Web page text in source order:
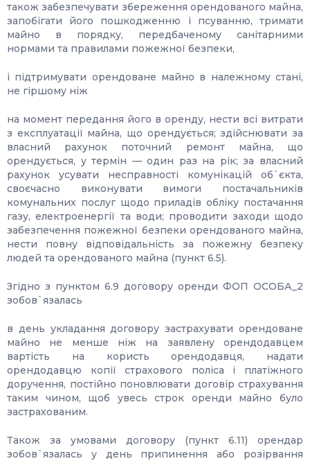
також забезпечувати збереження орендованого майна,
запобігати його пошкодженню і псуванню, тримати
майно в порядку, передбаченому санітарними
нормами та правилами пожежної безпеки,
і підтримувати орендоване майно в належному стані,
не гіршому ніж
на момент передання його в оренду, нести всі витрати
з експлуатації майна, що орендується; здійснювати за
власний рахунок поточний ремонт майна, що
орендується, у термін — один раз на рік; за власний
рахунок усувати несправності комунікацій об`єкта,
своєчасно виконувати вимоги постачальників
комунальних послуг щодо приладів обліку постачання
газу, електроенергії та води; проводити заходи щодо
забезпечення пожежної безпеки орендованого майна,
нести повну відповідальність за пожежну безпеку
людей та орендованого майна (пункт 6.5).
Згідно з пунктом 6.9 договору оренди ФОП ОСОБА_2
зобов`язалась
в день укладання договору застрахувати орендоване
майно не менше ніж на заявлену орендодавцем
вартість на користь орендодавця, надати
орендодавцю копії страхового поліса і платіжного
доручення, постійно поновлювати договір страхування
таким чином, щоб увесь строк оренди майно було
застрахованим.
Також за умовами договору (пункт 6.11) орендар
зобов`язалась у день припинення або розірвання